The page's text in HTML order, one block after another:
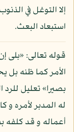
إلا التوغل في
استبعاد البعث.
قوله تعالى: «بلى
الأمر كما ظنه بل
بصيرا» تعليل
له المدبر لأمره
أعماله و قد كلفه